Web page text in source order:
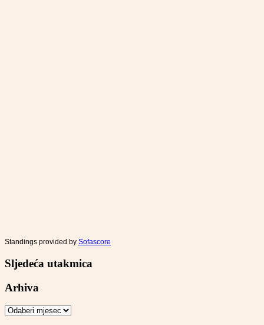
Standings provided by Sofascore
Sljedeća utakmica
Arhiva
Arhiva